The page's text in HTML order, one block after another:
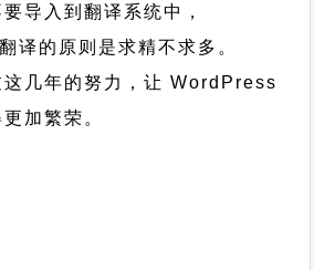
导入到翻译系统中，
译的原则 是求精不求多。
这几年的努力，让 WordPress
加繁荣。